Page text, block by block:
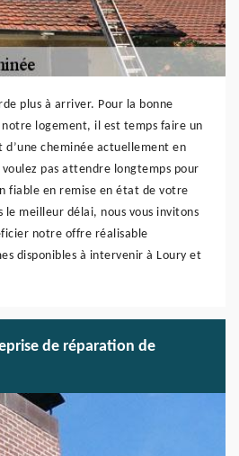
plus à arriver. Pour la bonne
logement, il est temps faire un
cheminée actuellement en
pas attendre longtemps pour
fiable en remise en état de votre
le meilleur délai, nous vous invitons
notre offre réalisable
disponibles à intervenir à Loury et
de réparation de